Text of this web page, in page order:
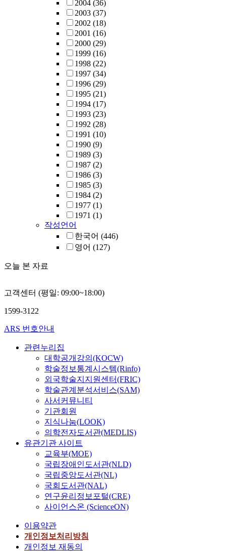
2004 (36)
2003 (37)
2002 (18)
2001 (16)
2000 (29)
1999 (16)
1998 (22)
1997 (34)
1996 (29)
1995 (21)
1994 (17)
1993 (23)
1992 (28)
1991 (10)
1990 (9)
1989 (3)
1987 (2)
1986 (3)
1985 (3)
1984 (2)
1977 (1)
1971 (1)
작성언어
한국어 (446)
영어 (127)
오늘 본 자료
고객센터 (평일: 09:00~18:00)
1599-3122
ARS 번호안내
관련누리집
대학공개강의(KOCW)
학술정보통계시스템(Rinfo)
외국학술지지원센터(FRIC)
학술관계분석서비스(SAM)
사서커뮤니티
기관회원
지식나눔(LOOK)
의학전자도서관(MEDLIS)
유관기관 사이트
교육부(MOE)
국립장애인도서관(NLD)
국립중앙도서관(NL)
국회도서관(NAL)
연구윤리정보포털(CRE)
사이언스온 (ScienceON)
이용약관
개인정보처리방침
개인정보 재동의